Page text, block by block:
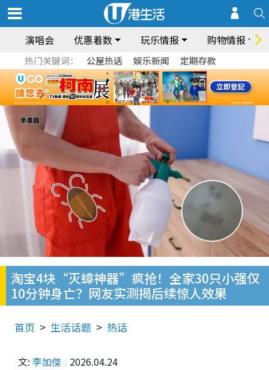
演唱会 优惠着数 玩乐情报 购物情报
热门关键词： 公屋热话 娱乐新闻 定期存款
淘宝4块“灭蟑神器”疯抢！全家30只小强仅
10分钟身亡？网友实测揭后续惊人效果
首页 生活话题 热话
文: 李加傑 2026.04.24